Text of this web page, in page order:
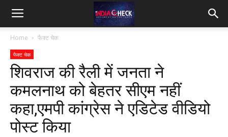
IndiaCheck
Home फैक्ट चेक
फैक्ट चेक
शिवराज की रैली में जनता ने
कमलनाथ को बेहतर सीएम नहीं
कहा,एमपी कांग्रेस ने एडिटेड वीडियो
पोस्ट किया